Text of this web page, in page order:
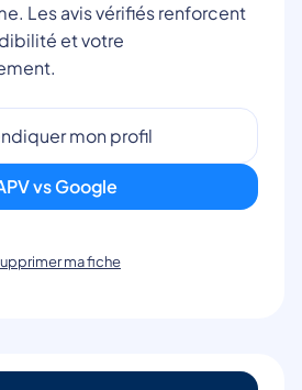
Les avis vérifiés renforcent
et votre
mon profil
vs Google
ma fiche